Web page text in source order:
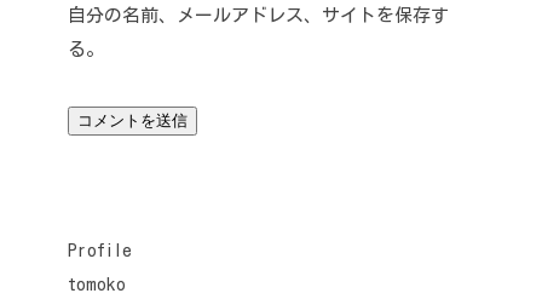
自分の名前、メールアドレス、サイトを保存す
る。
Profile
tomoko